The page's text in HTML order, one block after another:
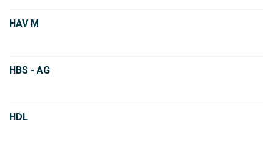
HAV M
HBS - AG
HDL